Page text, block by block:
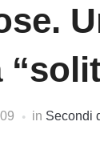
in Secondi